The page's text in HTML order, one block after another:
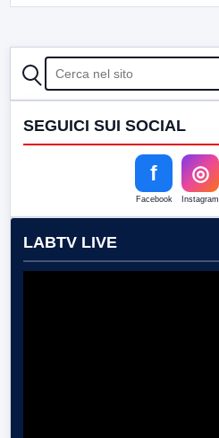
CERCA
SEGUICI SUI SOCIAL
f
Facebook
◎
Instagram
LABTV LIVE